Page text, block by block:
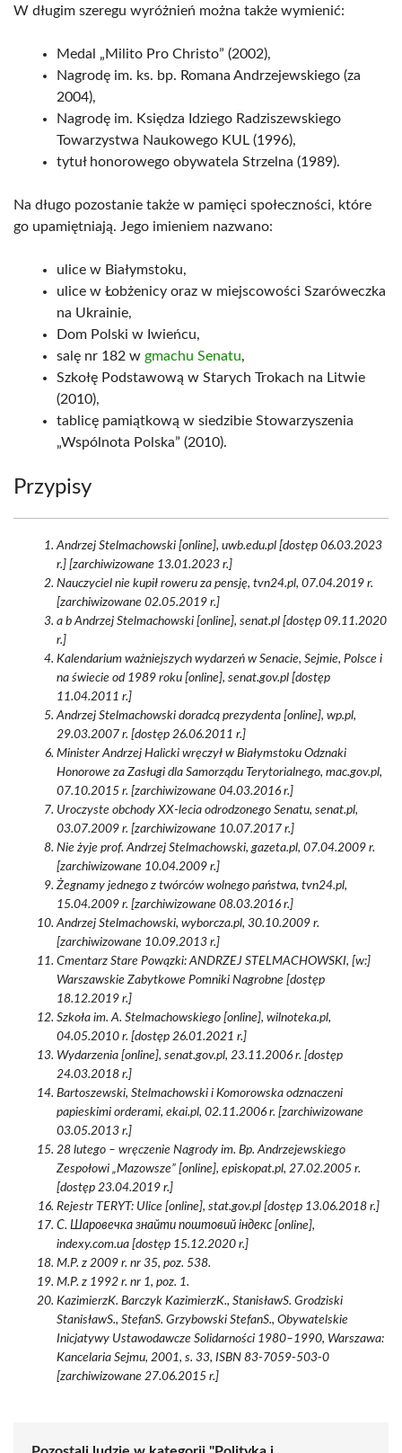
W długim szeregu wyróżnień można także wymienić:
Medal „Milito Pro Christo” (2002),
Nagrodę im. ks. bp. Romana Andrzejewskiego (za
2004),
Nagrodę im. Księdza Idziego Radziszewskiego
Towarzystwa Naukowego KUL (1996),
tytuł honorowego obywatela Strzelna (1989).
Na długo pozostanie także w pamięci społeczności, które
go upamiętniają. Jego imieniem nazwano:
ulice w Białymstoku,
ulice w Łobżenicy oraz w miejscowości Szaróweczka
na Ukrainie,
Dom Polski w Iwieńcu,
salę nr 182 w gmachu Senatu,
Szkołę Podstawową w Starych Trokach na Litwie
(2010),
tablicę pamiątkową w siedzibie Stowarzyszenia
„Wspólnota Polska” (2010).
Przypisy
Andrzej Stelmachowski [online], uwb.edu.pl [dostęp 06.03.2023
r.] [zarchiwizowane 13.01.2023 r.]
Nauczyciel nie kupił roweru za pensję, tvn24.pl, 07.04.2019 r.
[zarchiwizowane 02.05.2019 r.]
a b Andrzej Stelmachowski [online], senat.pl [dostęp 09.11.2020
r.]
Kalendarium ważniejszych wydarzeń w Senacie, Sejmie, Polsce i
na świecie od 1989 roku [online], senat.gov.pl [dostęp
11.04.2011 r.]
Andrzej Stelmachowski doradcą prezydenta [online], wp.pl,
29.03.2007 r. [dostęp 26.06.2011 r.]
Minister Andrzej Halicki wręczył w Białymstoku Odznaki
Honorowe za Zasługi dla Samorządu Terytorialnego, mac.gov.pl,
07.10.2015 r. [zarchiwizowane 04.03.2016 r.]
Uroczyste obchody XX-lecia odrodzonego Senatu, senat.pl,
03.07.2009 r. [zarchiwizowane 10.07.2017 r.]
Nie żyje prof. Andrzej Stelmachowski, gazeta.pl, 07.04.2009 r.
[zarchiwizowane 10.04.2009 r.]
Żegnamy jednego z twórców wolnego państwa, tvn24.pl,
15.04.2009 r. [zarchiwizowane 08.03.2016 r.]
Andrzej Stelmachowski, wyborcza.pl, 30.10.2009 r.
[zarchiwizowane 10.09.2013 r.]
Cmentarz Stare Powązki: ANDRZEJ STELMACHOWSKI, [w:]
Warszawskie Zabytkowe Pomniki Nagrobne [dostęp
18.12.2019 r.]
Szkoła im. A. Stelmachowskiego [online], wilnoteka.pl,
04.05.2010 r. [dostęp 26.01.2021 r.]
Wydarzenia [online], senat.gov.pl, 23.11.2006 r. [dostęp
24.03.2018 r.]
Bartoszewski, Stelmachowski i Komorowska odznaczeni
papieskimi orderami, ekai.pl, 02.11.2006 r. [zarchiwizowane
03.05.2013 r.]
28 lutego – wręczenie Nagrody im. Bp. Andrzejewskiego
Zespołowi „Mazowsze” [online], episkopat.pl, 27.02.2005 r.
[dostęp 23.04.2019 r.]
Rejestr TERYT: Ulice [online], stat.gov.pl [dostęp 13.06.2018 r.]
С. Шаровечка знайти поштовий індекс [online],
indexy.com.ua [dostęp 15.12.2020 r.]
M.P. z 2009 r. nr 35, poz. 538.
M.P. z 1992 r. nr 1, poz. 1.
KazimierzK. Barczyk KazimierzK., StanisławS. Grodziski
StanisławS., StefanS. Grzybowski StefanS., Obywatelskie
Inicjatywy Ustawodawcze Solidarności 1980–1990, Warszawa:
Kancelaria Sejmu, 2001, s. 33, ISBN 83-7059-503-0
[zarchiwizowane 27.06.2015 r.]